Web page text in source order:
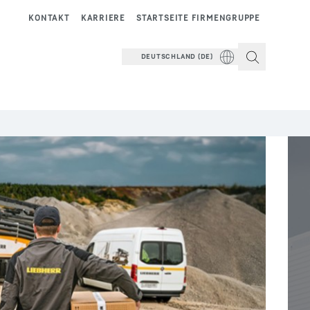
STARTSEITE FIRMENGRUPPE
KARRIERE
KONTAKT
DEUTSCHLAND (DE)